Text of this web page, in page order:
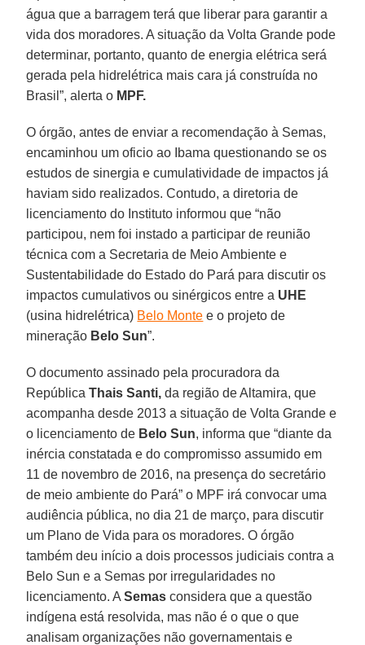
água que a barragem terá que liberar para garantir a
vida dos moradores. A situação da Volta Grande pode
determinar, portanto, quanto de energia elétrica será
gerada pela hidrelétrica mais cara já construída no
Brasil”, alerta o MPF.
O órgão, antes de enviar a recomendação à Semas,
encaminhou um oficio ao Ibama questionando se os
estudos de sinergia e cumulatividade de impactos já
haviam sido realizados. Contudo, a diretoria de
licenciamento do Instituto informou que “não
participou, nem foi instado a participar de reunião
técnica com a Secretaria de Meio Ambiente e
Sustentabilidade do Estado do Pará para discutir os
impactos cumulativos ou sinérgicos entre a UHE
(usina hidrelétrica) Belo Monte e o projeto de
mineração Belo Sun”.
O documento assinado pela procuradora da
RepúblicaThais Santi, da região de Altamira, que
acompanha desde 2013 a situação de Volta Grande e
o licenciamento de Belo Sun, informa que “diante da
inércia constatada e do compromisso assumido em
11 de novembro de 2016, na presença do secretário
de meio ambiente do Pará” o MPF irá convocar uma
audiência pública, no dia 21 de março, para discutir
um Plano de Vida para os moradores. O órgão
também deu início a dois processos judiciais contra a
Belo Sun e a Semas por irregularidades no
licenciamento. ASemas considera que a questão
indígena está resolvida, mas não é o que o que
analisam organizações não governamentais e